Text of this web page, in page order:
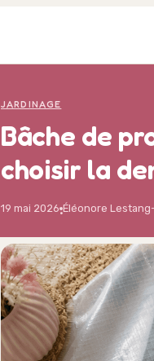
JARDINAGE
Bâche de
choisir la
19 mai 2026·Éléonore